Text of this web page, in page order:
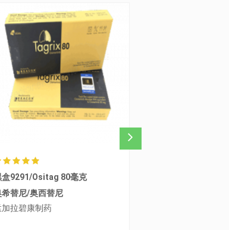
250毫克
唑替尼/克挫替尼
家拉伊斯达制药